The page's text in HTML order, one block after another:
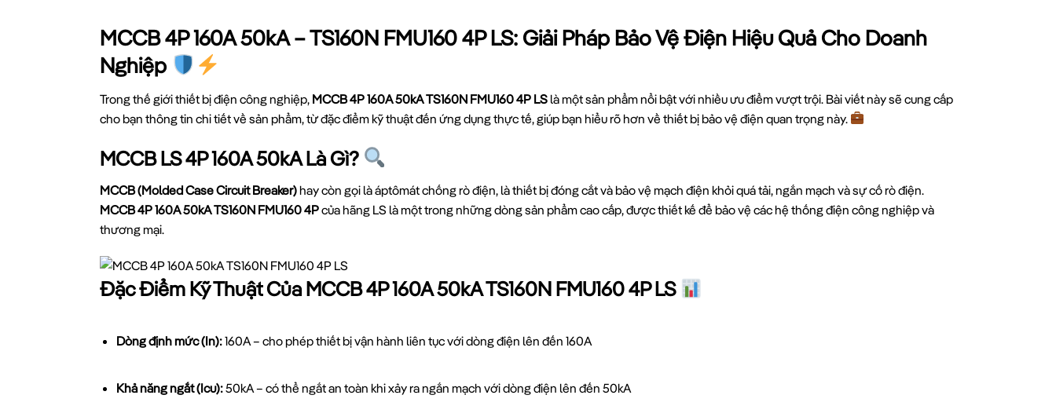
MCCB 4P 160A 50kA – TS160N FMU160 4P LS: Giải Pháp Bảo Vệ Điện Hiệu Quả Cho Doanh
Nghiệp
Trong thế giới thiết bị điện công nghiệp, MCCB 4P 160A 50kA TS160N FMU160 4P LS là một sản phẩm nổi bật với nhiều ưu điểm vượt trội. Bài viết này sẽ cung cấp
cho bạn thông tin chi tiết về sản phẩm, từ đặc điểm kỹ thuật đến ứng dụng thực tế, giúp bạn hiểu rõ hơn về thiết bị bảo vệ điện quan trọng này.
MCCB LS 4P 160A 50kA Là Gì?
MCCB (Molded Case Circuit Breaker)hay còn gọi là áptômát chống rò điện, là thiết bị đóng cắt và bảo vệ mạch điện khỏi quá tải, ngắn mạch và sự cố rò điện.
MCCB 4P 160A 50kA TS160N FMU160 4Pcủa hãng LS là một trong những dòng sản phẩm cao cấp, được thiết kế để bảo vệ các hệ thống điện công nghiệp và
thương mại.
Đặc Điểm Kỹ Thuật Của MCCB 4P 160A 50kA TS160N FMU160 4P LS
Dòng định mức (In):160A – cho phép thiết bị vận hành liên tục với dòng điện lên đến 160A
Khả năng ngắt (Icu):50kA – có thể ngắt an toàn khi xảy ra ngắn mạch với dòng điện lên đến 50kA